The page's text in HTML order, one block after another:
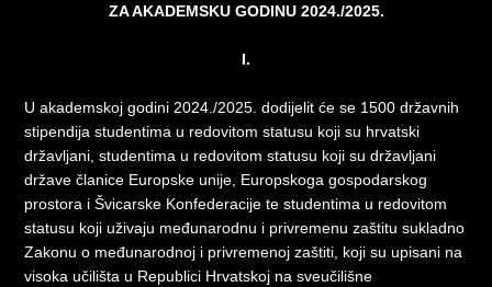
ZA AKADEMSKU GODINU 2024./2025.
I.
U akademskoj godini 2024./2025. dodijelit će se 1500 državnih
stipendija studentima u redovitom statusu koji su hrvatski
državljani, studentima u redovitom statusu koji su državljani
države članice Europske unije, Europskoga gospodarskog
prostora i Švicarske Konfederacije te studentima u redovitom
statusu koji uživaju međunarodnu i privremenu zaštitu sukladno
Zakonu o međunarodnoj i privremenoj zaštiti, koji su upisani na
visoka učilišta u Republici Hrvatskoj na sveučilišne